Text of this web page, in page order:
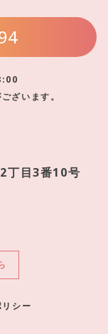
ざいます。
丁目3番10号
シー